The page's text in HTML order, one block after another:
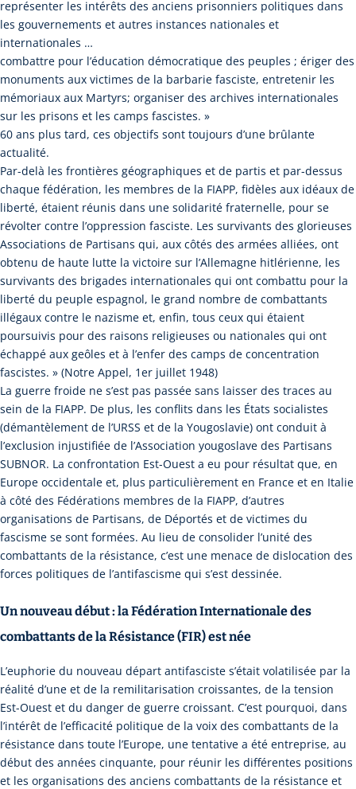
représenter les intérêts des anciens prisonniers politiques dans
les gouvernements et autres instances nationales et
internationales …
combattre pour l’éducation démocratique des peuples ; ériger des
monuments aux victimes de la barbarie fasciste, entretenir les
mémoriaux aux Martyrs; organiser des archives internationales
sur les prisons et les camps fascistes. »
60 ans plus tard, ces objectifs sont toujours d’une brûlante
actualité.
Par-delà les frontières géographiques et de partis et par-dessus
chaque fédération, les membres de la FIAPP, fidèles aux idéaux de
liberté, étaient réunis dans une solidarité fraternelle, pour se
révolter contre l’oppression fasciste. Les survivants des glorieuses
Associations de Partisans qui, aux côtés des armées alliées, ont
obtenu de haute lutte la victoire sur l’Allemagne hitlérienne, les
survivants des brigades internationales qui ont combattu pour la
liberté du peuple espagnol, le grand nombre de combattants
illégaux contre le nazisme et, enfin, tous ceux qui étaient
poursuivis pour des raisons religieuses ou nationales qui ont
échappé aux geôles et à l’enfer des camps de concentration
fascistes. » (Notre Appel, 1er juillet 1948)
La guerre froide ne s’est pas passée sans laisser des traces au
sein de la FIAPP. De plus, les conflits dans les États socialistes
(démantèlement de l’URSS et de la Yougoslavie) ont conduit à
l’exclusion injustifiée de l’Association yougoslave des Partisans
SUBNOR. La confrontation Est-Ouest a eu pour résultat que, en
Europe occidentale et, plus particulièrement en France et en Italie
à côté des Fédérations membres de la FIAPP, d’autres
organisations de Partisans, de Déportés et de victimes du
fascisme se sont formées. Au lieu de consolider l’unité des
combattants de la résistance, c’est une menace de dislocation des
forces politiques de l’antifascisme qui s’est dessinée.
Un nouveau début : la Fédération Internationale des
combattants de la Résistance (FIR) est née
L’euphorie du nouveau départ antifasciste s’était volatilisée par la
réalité d’une et de la remilitarisation croissantes, de la tension
Est-Ouest et du danger de guerre croissant. C’est pourquoi, dans
l’intérêt de l’efficacité politique de la voix des combattants de la
résistance dans toute l’Europe, une tentative a été entreprise, au
début des années cinquante, pour réunir les différentes positions
et les organisations des anciens combattants de la résistance et